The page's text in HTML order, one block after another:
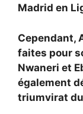
Madrid en
Cependant,
faites pour
Nwaneri et
également
triumvirat